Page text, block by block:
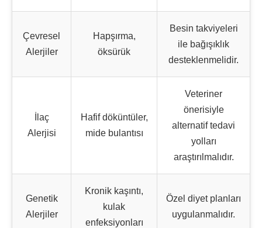
Çevresel
Alerjiler
Hapşırma,
öksürük
Besin takviyeleri
ile bağışıklık
desteklenmelidir.
İlaç
Alerjisi
Hafif döküntüler,
mide bulantısı
Veteriner
önerisiyle
alternatif tedavi
yolları
araştırılmalıdır.
Genetik
Alerjiler
Kronik kaşıntı,
kulak
enfeksiyonları
Özel diyet planları
uygulanmalıdır.